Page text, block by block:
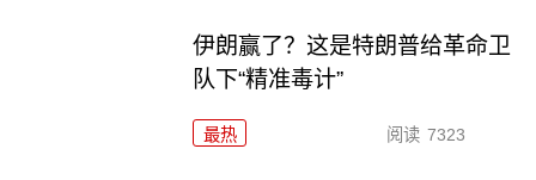
伊朗赢了？这是特朗普给革命卫
队下“精准毒计”
最热 阅读 7323